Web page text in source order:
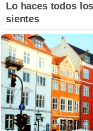
Lo haces todos
sientes